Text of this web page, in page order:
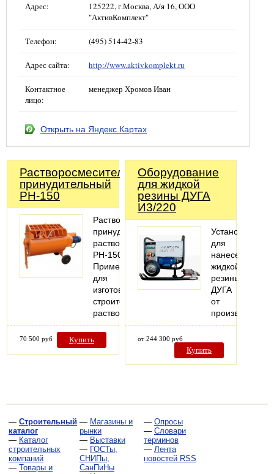
Адрес:
125222, г.Москва, А/я 16, ООО
"АктивКомплект"
Телефон: (495) 514-42-83
Адрес сайта: http://www.aktivkomplekt.ru
Контактное
лицо:
менеджер Хромов Иван
Открыть на Яндекс.Картах
Растворосмеситель
принудительный
РН-150
Растворосмеситель
принудительный,
растворомешалка
РН-150.
Применяется
для
изготовления
строительных
растворов.
70 500 руб Купить
Оборудование
для жидкой
резины ДУГА
И3/220
Установка
для
нанесения
жидкой
резины
ДУГА
от
производителя
от 244 300 руб
Купить
— Строительный
каталог
— Каталог
строительных
компаний
— Товары и
— Магазины и
рынки
— Выставки
— ГОСТы,
СНИПы,
СанПиНы
— Опросы
— Словари
терминов
— Лента
новостей RSS